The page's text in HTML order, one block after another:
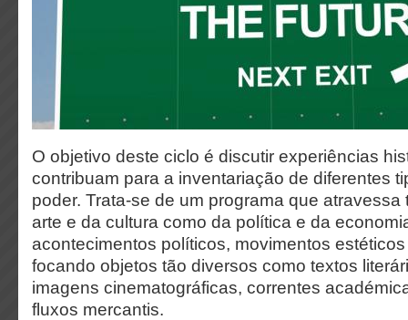
O objetivo deste ciclo é discutir experiências
contribuam para a inventariação de diferentes
poder. Trata-se de um programa que
arte e da cultura como da política e da
acontecimentos políticos, movimentos
focando objetos tão diversos como textos
imagens cinematográficas, correntes
fluxos mercantis.